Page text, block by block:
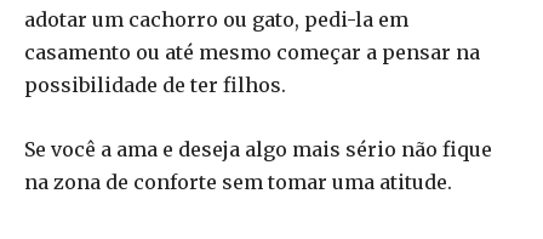
adotar um cachorro ou gato, pedi-la em
casamento ou até mesmo começar a pensar na
possibilidade de ter filhos.
Se você a ama e deseja algo mais sério não fique
na zona de conforte sem tomar uma atitude.